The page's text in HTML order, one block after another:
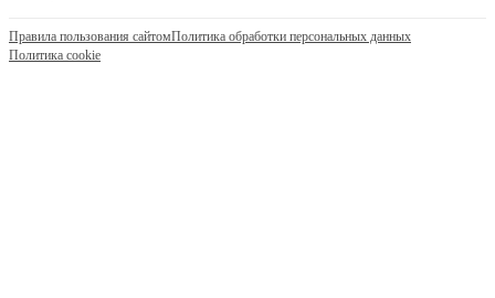
Правила пользования сайтомПолитика обработки персональных данных
Политика cookie